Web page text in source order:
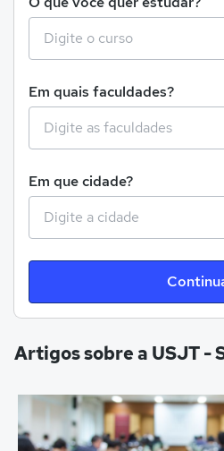
Em quais faculdades?
Em que cidade?
Artigos sobre a USJT -